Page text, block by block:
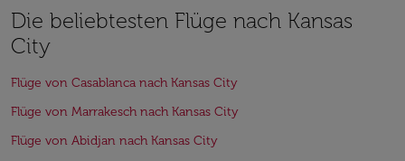
Die beliebtesten Flüge nach Kansas
City
Flüge von Casablanca nach Kansas City
Flüge von Marrakesch nach Kansas City
Flüge von Abidjan nach Kansas City